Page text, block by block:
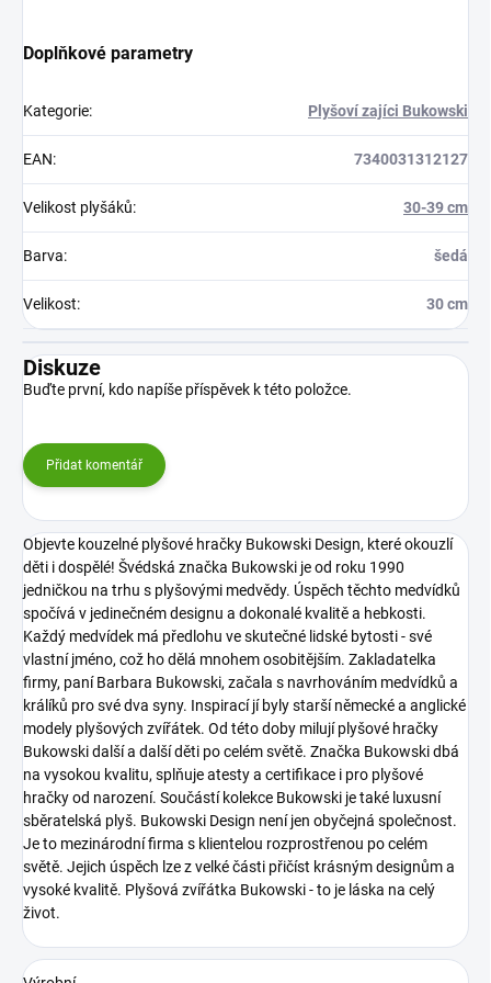
Doplňkové parametry
Kategorie: Plyšoví zajíci Bukowski
EAN: 7340031312127
Velikost plyšáků: 30-39 cm
Barva: šedá
Velikost: 30 cm
Diskuze
Buďte první, kdo napíše příspěvek k této položce.
Přidat komentář
Objevte kouzelné plyšové hračky Bukowski Design, které okouzlí
děti i dospělé! Švédská značka Bukowski je od roku 1990
jedničkou na trhu s plyšovými medvědy. Úspěch těchto medvídků
spočívá v jedinečném designu a dokonalé kvalitě a hebkosti.
Každý medvídek má předlohu ve skutečné lidské bytosti - své
vlastní jméno, což ho dělá mnohem osobitějším. Zakladatelka
firmy, paní Barbara Bukowski, začala s navrhováním medvídků a
králíků pro své dva syny. Inspirací jí byly starší německé a anglické
modely plyšových zvířátek. Od této doby milují plyšové hračky
Bukowski další a další děti po celém světě. Značka Bukowski dbá
na vysokou kvalitu, splňuje atesty a certifikace i pro plyšové
hračky od narození. Součástí kolekce Bukowski je také luxusní
sběratelská plyš. Bukowski Design není jen obyčejná společnost.
Je to mezinárodní firma s klientelou rozprostřenou po celém
světě. Jejich úspěch lze z velké části přičíst krásným designům a
vysoké kvalitě. Plyšová zvířátka Bukowski - to je láska na celý
život.